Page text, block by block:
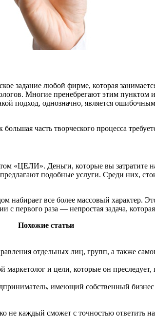
задание любой фирме, которая
Многие пренебрегают этим пунктом
подход, однозначно, является
часть творческого процесса
«ЦЕЛИ». Деньги, которые вы
подобные услуги. Среди них,
все более массовый характер.
первого раза — непростая задача,
Похожие статьи
отдельных лиц, групп, а также
маркетолог и цели, которые он
имеющий собственный
каждый сможет с точностью ответить